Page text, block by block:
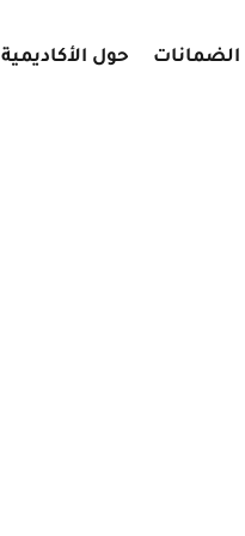
الضمانات حول الأكاديمية